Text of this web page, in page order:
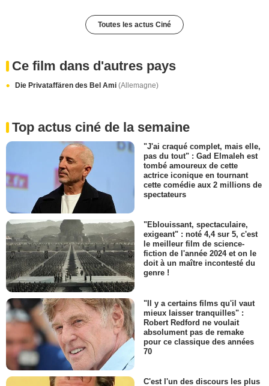
Toutes les actus Ciné
Ce film dans d'autres pays
Die Privataffären des Bel Ami (Allemagne)
Top actus ciné de la semaine
"J'ai craqué complet, mais elle,
pas du tout" : Gad Elmaleh est
tombé amoureux de cette
actrice iconique en tournant
cette comédie aux 2 millions de
spectateurs
"Eblouissant, spectaculaire,
exigeant" : noté 4,4 sur 5, c'est
le meilleur film de science-
fiction de l'année 2024 et on le
doit à un maître incontesté du
genre !
"Il y a certains films qu'il vaut
mieux laisser tranquilles" :
Robert Redford ne voulait
absolument pas de remake
pour ce classique des années
70
C'est l'un des discours les plus